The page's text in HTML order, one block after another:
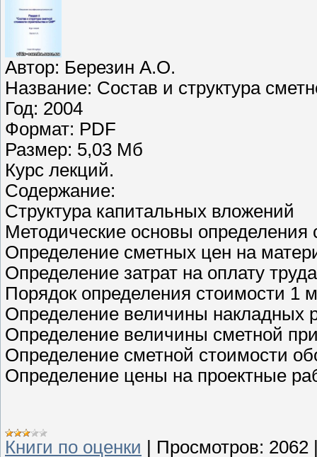
Автор: Березин А.О.
Название: Состав и структура
Год: 2004
Формат: PDF
Размер: 5,03 Мб
Курс лекций.
Содержание:
Структура капитальных вложений
Методические основы
Определение сметных цен на
Определение затрат на оплату
Порядок определения стоимости 1
Определение величины накладных
Определение величины сметной
Определение сметной стоимости
Определение цены на проектные
Книги по оценки Просмотров: 2062